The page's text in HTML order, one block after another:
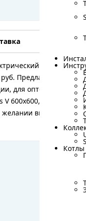
Котлы
Котлы
Предлагаем
для оптовых
600x600, BN15E-
вы всегда